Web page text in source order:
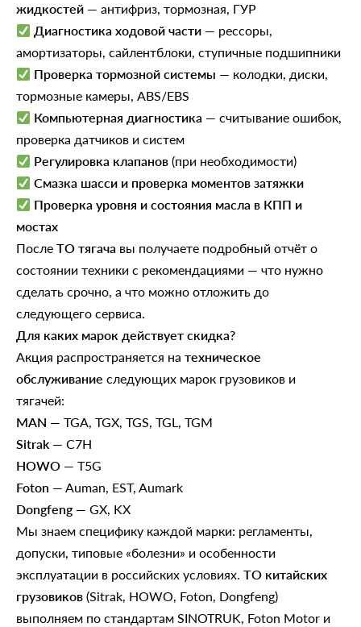
жидкостей — антифриз, тормозная, ГУР
Диагностика ходовой части — рессоры,
амортизаторы, сайлентблоки, ступичные подшипники
Проверка тормозной системы — колодки, диски,
тормозные камеры, ABS/EBS
Компьютерная диагностика — считывание ошибок,
проверка датчиков и систем
Регулировка клапанов (при необходимости)
Смазка шасси и проверка моментов затяжки
Проверка уровня и состояния масла в КПП и
мостах
После ТО тягача вы получаете подробный отчёт о
состоянии техники с рекомендациями — что нужно
сделать срочно, а что можно отложить до
следующего сервиса.
Для каких марок действует скидка?
Акция распространяется на техническое
обслуживание следующих марок грузовиков и
тягачей:
MAN — TGA, TGX, TGS, TGL, TGM
Sitrak — C7H
HOWO — T5G
Foton — Auman, EST, Aumark
Dongfeng — GX, KX
Мы знаем специфику каждой марки: регламенты,
допуски, типовые «болезни» и особенности
эксплуатации в российских условиях. ТО китайских
грузовиков (Sitrak, HOWO, Foton, Dongfeng)
выполняем по стандартам SINOTRUK, Foton Motor и